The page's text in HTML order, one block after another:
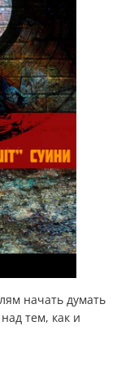
начать думать
тем, как и